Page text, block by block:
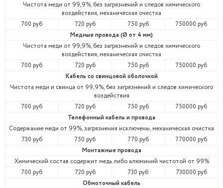
Чистота меди от 99,9%, без загрязнений и следов химического
воздействия, механическая очистка
700 руб
720 руб 750 руб
750000 руб
Медные провода (Ø от 4 мм)
Чистота меди от 99,9%, без загрязнений и следов химического
воздействия, механическая очистка
700 руб
720 руб 750 руб
750000 руб
Кабель со свинцовой оболочкой
Чистота меди и свинца от 99,9%, без загрязнений и следов химического
воздействия
700 руб
720 руб 750 руб
750000 руб
Телефонный кабель и провода
Содержание меди от 99%, загрязнения исключены, механическая очистка
730 руб
750 руб 770 руб
770000 руб
Монтажные провода
Химический состав содержит медь либо алюминий чистотой от 99%
700 руб
720 руб 730 руб
730000 руб
Обмоточный кабель